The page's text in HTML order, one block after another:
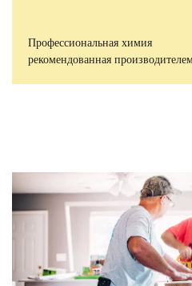
Профессиональная химия
рекомендованная